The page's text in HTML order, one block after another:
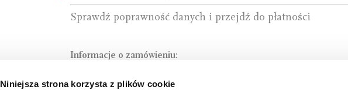
Niniejsza strona korzysta z plików cookie
Sprawdź poprawność danych i przejdź do płatności
Informacje o zamówieniu:
Sposób dostawy: